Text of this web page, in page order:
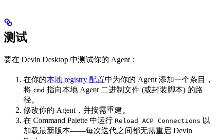
测试
要在 Devin Desktop 中测试你的 Agent：
在你的本地 registry 配置中为你的 Agent 添加一个条目，
将 cmd 指向本地 Agent 二进制文件 (或封装脚本) 的路
径。
修改你的 Agent，并按需重建。
在 Command Palette 中运行 Reload ACP Connections 以
加载最新版本——每次迭代之间都无需重启 Devin